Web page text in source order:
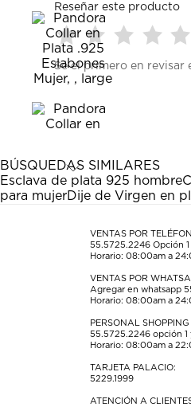
Reseñar este producto
Seleccionar
para
calificar
artículo
con
estrella
Esta
acción
abrirá
formulario
Seleccionar
para
calificar
artículo
con
estrellas.
Esta
acción
abrirá
formulario
de
para
calificar
estrellas.
Esta
acción
abrirá
formulario
de
para
estrellas.
Esta
acción
abrirá
de
Esta
de
Sé el primero en revisar
BÚSQUEDAS SIMILARES
Esclava de plata 925 hombre
para mujerDije de Virgen en
VENTAS POR
55.5725.2246 Opción
Horario: 08:00am a
VENTAS POR
Agregar en whatsapp
Horario: 08:00am a
PERSONAL
55.5725.2246 opción 1
Horario: 08:00am a
TARJETA PALACIO:
5229.1999
ATENCIÓN A